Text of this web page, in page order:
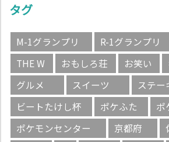
タグ
M-1グランプリ R-1グランプリ
THE W
おもしろ荘 お笑い
グルメ
スイーツ ステー
ビートたけし杯
ポケふた
ポ
ポケモンセンター
京都府